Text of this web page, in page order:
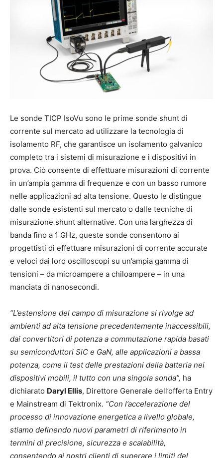
Le sonde TICP IsoVu sono le prime sonde shunt di
corrente sul mercato ad utilizzare la tecnologia di
isolamento RF, che garantisce un isolamento galvanico
completo tra i sistemi di misurazione e i dispositivi in
prova. Ciò consente di effettuare misurazioni di corrente
in un’ampia gamma di frequenze e con un basso rumore
nelle applicazioni ad alta tensione. Questo le distingue
dalle sonde esistenti sul mercato o dalle tecniche di
misurazione shunt alternative. Con una larghezza di
banda fino a 1 GHz, queste sonde consentono ai
progettisti di effettuare misurazioni di corrente accurate
e veloci dai loro oscilloscopi su un’ampia gamma di
tensioni – da microampere a chiloampere – in una
manciata di nanosecondi.
“L’estensione del campo di misurazione si rivolge ad
ambienti ad alta tensione precedentemente inaccessibili,
dai convertitori di potenza a commutazione rapida basati
su semiconduttori SiC e GaN, alle applicazioni a bassa
potenza, come il test delle prestazioni della batteria nei
dispositivi mobili, il tutto con una singola sonda”, ha
dichiarato Daryl Ellis, Direttore Generale dell’offerta Entry
e Mainstream di Tektronix. “Con l’accelerazione del
processo di innovazione energetica a livello globale,
stiamo definendo nuovi parametri di riferimento in
termini di precisione, sicurezza e scalabilità,
consentendo ai nostri clienti di superare i limiti del